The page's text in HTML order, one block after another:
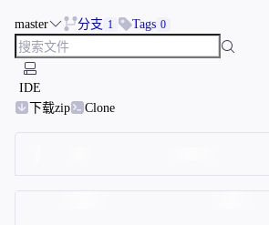
master 分支 1 Tags 0
IDE
下载zip
Clone